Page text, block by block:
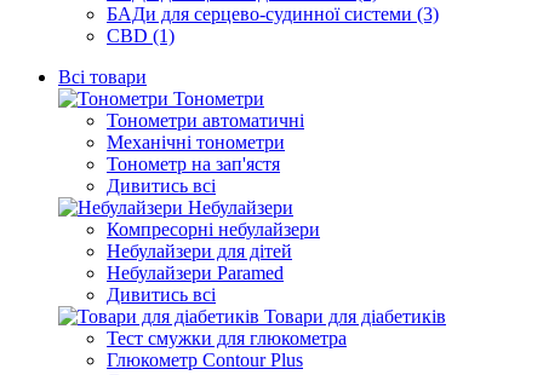
БАДи для серцево-судинної системи (3)
CBD (1)
Всі товари
Тонометри
Тонометри автоматичні
Механічні тонометри
Тонометр на зап'ястя
Дивитись всі
Небулайзери
Компресорні небулайзери
Небулайзери для дітей
Небулайзери Paramed
Дивитись всі
Товари для діабетиків
Тест смужки для глюкометра
Глюкометр Contour Plus